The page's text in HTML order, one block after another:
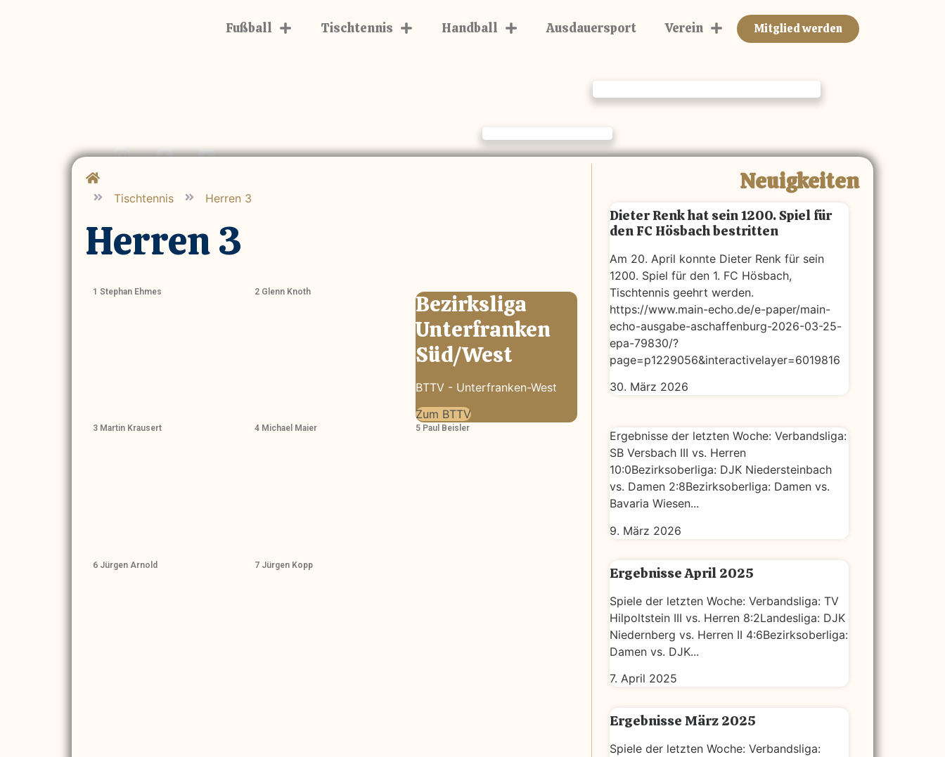
Der Cluberer
Fußball Tischtennis Handball Ausdauersport Verein Mitglied werden
Tischtennis Herren 3
Herren 3
1 Stephan Ehmes 2 Glenn Knoth
Bezirksliga
Unterfranken
Süd/West
BTTV - Unterfranken-West
Zum BTTV
3 Martin Krausert 4 Michael Maier 5 Paul Beisler
6 Jürgen Arnold 7 Jürgen Kopp
Neuigkeiten
Dieter Renk hat sein 1200. Spiel für
den FC Hösbach bestritten
Am 20. April konnte Dieter Renk für sein
1200. Spiel für den 1. FC Hösbach,
Tischtennis geehrt werden.
https://www.main-echo.de/e-paper/main-
echo-ausgabe-aschaffenburg-2026-03-25-
epa-79830/?
page=p1229056&interactivelayer=6019816
30. März 2026
Ergebnisse der letzten Woche: Verbandsliga:
SB Versbach III vs. Herren
10:0Bezirksoberliga: DJK Niedersteinbach
vs. Damen 2:8Bezirksoberliga: Damen vs.
Bavaria Wiesen...
9. März 2026
Ergebnisse April 2025
Spiele der letzten Woche: Verbandsliga: TV
Hilpoltstein III vs. Herren 8:2Landesliga: DJK
Niedernberg vs. Herren II 4:6Bezirksoberliga:
Damen vs. DJK...
7. April 2025
Ergebnisse März 2025
Spiele der letzten Woche: Verbandsliga: